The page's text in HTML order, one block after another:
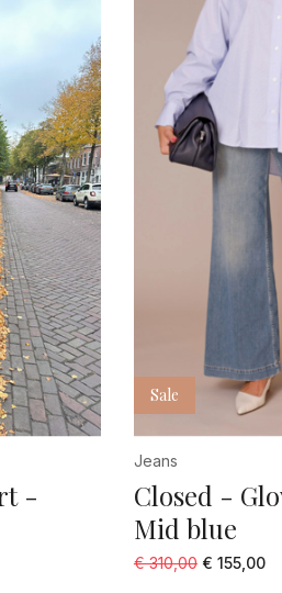
29
3
30
31
32
36
37
39
41
42
-
Sale
Jeans
Closed -
Mid blue
€ 310,00 € 155,00